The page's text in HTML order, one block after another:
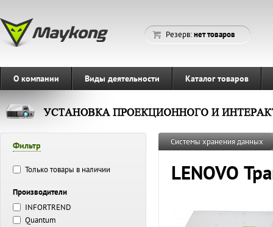
Резерв:нет товаров
О компании Виды деятельности Каталог товаров
Фильтр
Только товары в наличии
Производители
INFORTREND
Quantum
Системы хранения данных
LENOVO